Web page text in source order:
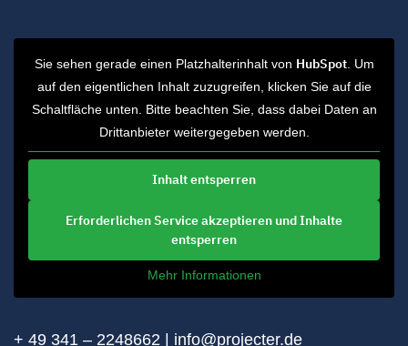
Sie sehen gerade einen Platzhalterinhalt von HubSpot. Um
auf den eigentlichen Inhalt zuzugreifen, klicken Sie auf die
Schaltfläche unten. Bitte beachten Sie, dass dabei Daten an
Drittanbieter weitergegeben werden.
Inhalt entsperren
Erforderlichen Service akzeptieren und Inhalte
entsperren
Mehr Informationen
+ 49 341 – 2248662 | info@projecter.de